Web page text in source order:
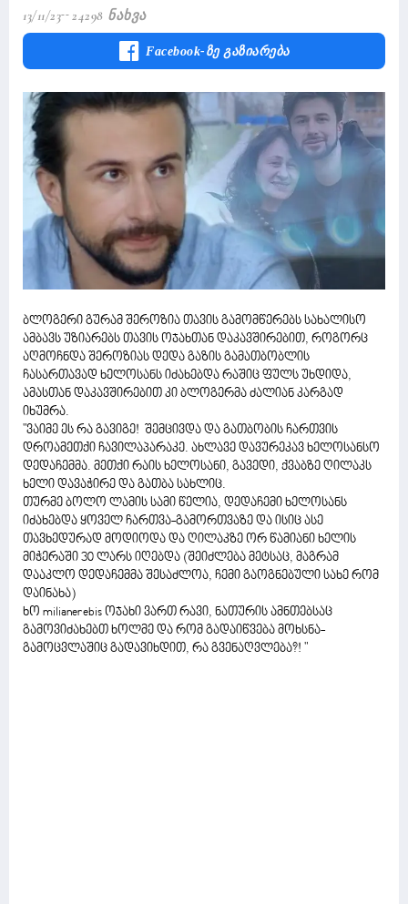
13/11/23 24298 Ნახვა
Facebook-Ზე Გაზიარება
ბლოგერი გურამ შეროზია თავის გამომწერებს სახალისო
ამბავს უზიარებს თავის ოჯახთან დაკავშირებით, როგორც
აღმოჩნდა შეროზიას დედა გაზის გამათბობლის
ჩასართავად ხელოსანს იძახებდა რაშიც ფულს უხდიდა,
ამასთან დაკავშირებით კი ბლოგერმა ძალიან კარგად
იხუმრა.
"ვაიმე ეს რა გავიგე! შემცივდა და გათბობის ჩართვის
დროამეთქი ჩავილაპარაკე. ახლავე დავურეკავ ხელოსანსო
დედაჩემმა. მეთქი რაის ხელოსანი, გავედი, ქვაბზე ღილაკს
ხელი დავაჭირე და გათბა სახლიც.
თურმე ბოლო ლამის სამი წელია, დედაჩემი ხელოსანს
იძახებდა ყოველ ჩართვა-გამორთვაზე და ისიც ასე
თავხედურად მოდიოდა და ღილაკზე ორ წამიანი ხელის
მიჭერაში 30 ლარს იღებდა (შეიძლება მეტსაც, მაგრამ
დააკლო დედაჩემმა შესაძლოა, ჩემი გაოგნებული სახე რომ
დაინახა)
ხო milianerebis ოჯახი ვართ რავი, ნათურის ამნთებსაც
გამოვიძახებთ ხოლმე და რომ გადაიწვება მოხსნა-
გამოცვლაშიც გადავიხდით, რა გვენაღვლება?! "